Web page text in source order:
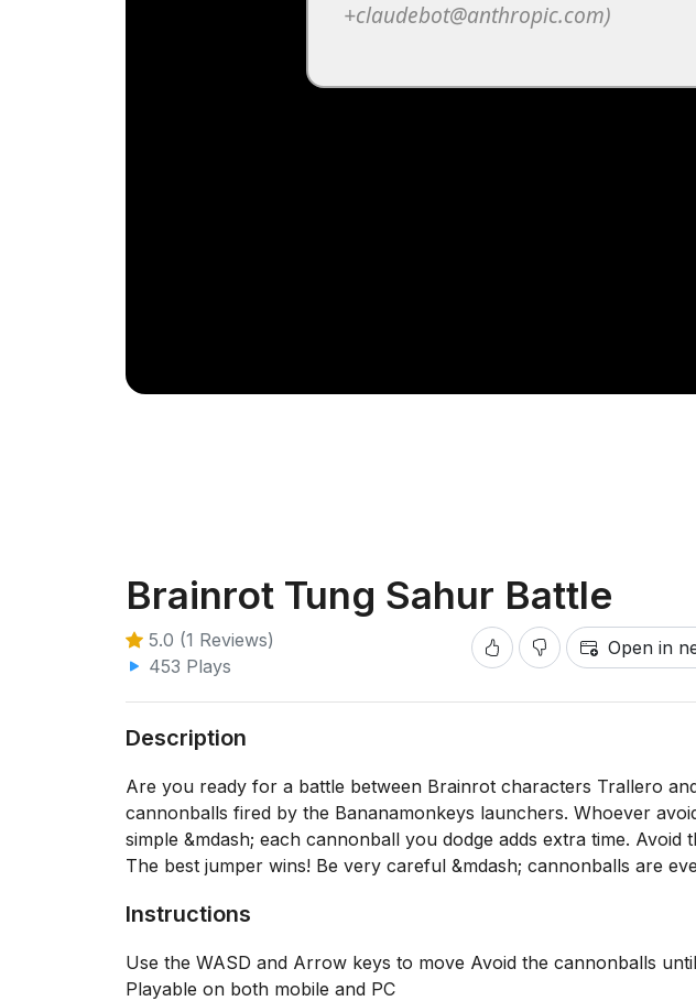
Brainrot Tung Sahur Battle
5.0 (1 Reviews)
453 Plays
Open in
Description
Are you ready for a battle between Brainrot characters Trallero
cannonballs fired by the Bananamonkeys launchers. Whoever
simple &mdash; each cannonball you dodge adds extra time.
The best jumper wins! Be very careful &mdash; cannonballs are
Instructions
Use the WASD and Arrow keys to move Avoid the cannonballs
Playable on both mobile and PC